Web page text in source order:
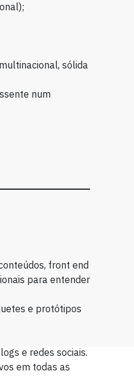
sólida
num
front end
para entender
e protótipos
e redes sociais.
em todas as